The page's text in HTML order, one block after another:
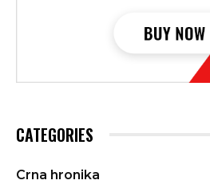
CATEGORIES
Crna hronika